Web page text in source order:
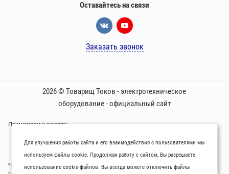
Оставайтесь на связи
Заказать звонок
2026 © Товарищ Токов - электротехническое
оборудование - официальный сайт
Принимаем к оплате:
*Oбращаем вaше внимaние нa то, что пpиведеные цeны и хaрактеристики
Для улучшения работы сайта и его взаимодействия с пользователями мы
используем файлы cookie. Продолжая работу с сайтом, Вы разрешаете
использование cookie-файлов. Вы всегда можете отключить файлы